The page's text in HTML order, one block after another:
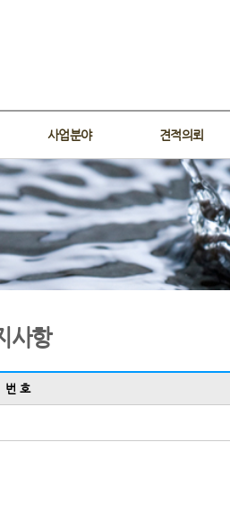
사업분야 견적의뢰
사항
번 호